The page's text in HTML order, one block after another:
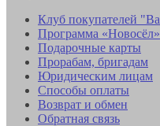
Клуб покупателей
Программа «Новосёл»
Подарочные карты
Прорабам, бригадам
Юридическим лицам
Способы оплаты
Возврат и обмен
Обратная связь